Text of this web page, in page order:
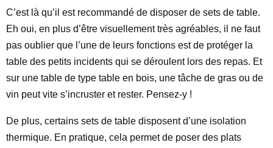
C’est là qu’il est recommandé de disposer de sets de table.
Eh oui, en plus d’être visuellement très agréables, il ne faut
pas oublier que l’une de leurs fonctions est de protéger la
table des petits incidents qui se déroulent lors des repas. Et
sur une table de type table en bois, une tâche de gras ou de
vin peut vite s’incruster et rester. Pensez-y !
De plus, certains sets de table disposent d’une isolation
thermique. En pratique, cela permet de poser des plats